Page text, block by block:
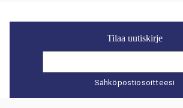
Tilaa uutiskirje
Sähköpostiosoitteesi